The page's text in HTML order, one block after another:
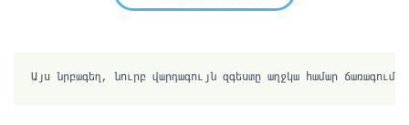
Այս նրբագեղ, նուրբ վարդագույն զգեստը աղջկա համար